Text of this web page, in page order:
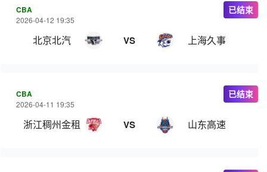
CBA
2026-04-12 19:35
北京北汽 VS 上海久事
已结束
CBA
2026-04-11 19:35
浙江稠州金租 VS 山东高速
已结束